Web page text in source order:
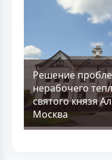
Решение
нерабочего
святого князя
Москва